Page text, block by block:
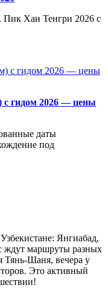
Пик Хан Тенгри 2026 с
с гидом 2026 — цены
даты
под
Янгиабад,
ждут маршруты разных
Тянь-Шаня, вечера у
Это активный